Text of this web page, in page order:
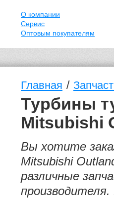
О компании
Сервис
Оптовым покупателям
Главная /
Турбины
Mitsubishi
Вы хотите
Mitsubishi
различные